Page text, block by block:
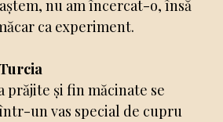
nu am încercat-o, însă
ca experiment.
prăjite și fin măcinate se
un vas special de cupru